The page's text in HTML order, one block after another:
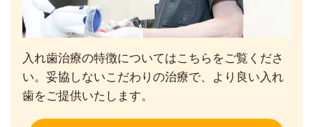
入れ歯治療の特徴についてはこちらをご覧くださ
い。妥協しないこだわりの治療で、より良い入れ
歯をご提供いたします。